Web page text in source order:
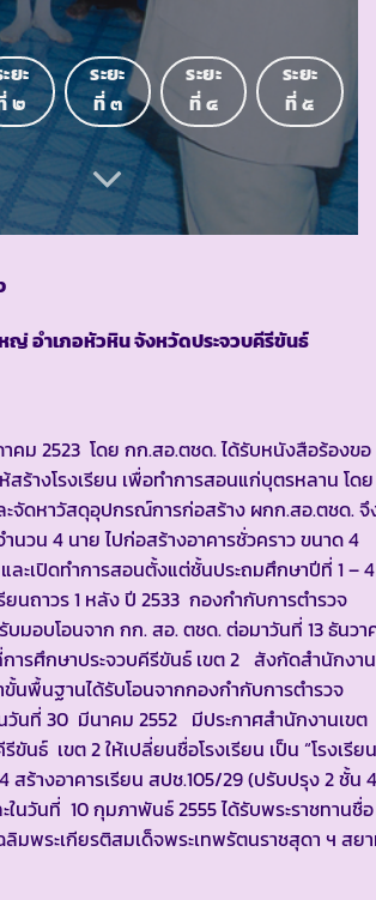
ยะ
๒
ระยะ
ที่ ๓
ระยะ
ที่ ๔
ระยะ
ที่ ๕
ญ่ อำเภอหัวหิน จังหวัดประจวบคีรีขันธ์
คม 2523 โดย กก.สอ.ตชด. ได้รับหนังสือร้องขอ
ร้างโรงเรียน เพื่อทำการสอนแก่บุตรหลาน โดย
ะจัดหาวัสดุอุปกรณ์การก่อสร้าง ผกก.สอ.ตชด. จึ
ำนวน 4 นาย ไปก่อสร้างอาคารชั่วคราว ขนาด 4
ละเปิดทำการสอนตั้งแต่ชั้นประถมศึกษาปีที่ 1 –
ยนถาวร 1 หลัง ปี 2533 กองกำกับการตำรวจ
บมอบโอนจาก กก. สอ. ตชด. ต่อมาวันที่ 13 ธันว
ารศึกษาประจวบคีรีขันธ์ เขต 2 สังกัดสำนักงาน
นพื้นฐานได้รับโอนจากกองกำกับการตำรวจ
วันที่ 30 มีนาคม 2552 มีประกาศสำนักงานเขต
นธ์ เขต 2 ให้เปลี่ยนชื่อโรงเรียน เป็น “โรงเรียน
สร้างอาคารเรียน สปช.105/29 (ปรับปรุง 2 ชั้น 4
ในวันที่ 10 กุมภาพันธ์ 2555 ได้รับพระราชทานชื่อ
ฉลิมพระเกียรติสมเด็จพระเทพรัตนราชสุดา ฯ สย